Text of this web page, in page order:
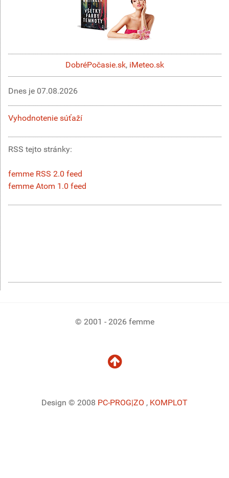
DobréPočasie.sk, iMeteo.sk
Dnes je 07.08.2026
Vyhodnotenie súťaží
RSS tejto stránky:
femme RSS 2.0 feed
femme Atom 1.0 feed
© 2001 - 2026 femme
Design © 2008 PC-PROG|ZO , KOMPLOT